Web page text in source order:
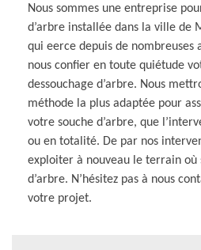
Nous sommes une entreprise
d’arbre installée dans la ville de
qui eerce depuis de nombreuses
nous confier en toute quiétude
dessouchage d’arbre. Nous
méthode la plus adaptée pour
votre souche d’arbre, que
ou en totalité. De par nos
exploiter à nouveau le terrain où
d’arbre. N’hésitez pas à nous
votre projet.